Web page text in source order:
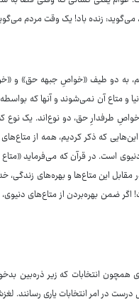
زنده باد! یک وقت مردم
به دو طیف «خواصِ جبهه حق» و
و متاع آن نمی‌شوند و آنها که
طرفدارِ حق، دو نوع‌اند. یک نوع
این‌هایی که ذکر کردیم، همه از
دنیوی است. در قرآن که می‌فرماید
مقابل این متاع‌ها و بهره‌های
اگر ضمن بهره‌بردن از متاع‌های
انتخابات که زیر ذره‌بین
در امر انتخابات یاری